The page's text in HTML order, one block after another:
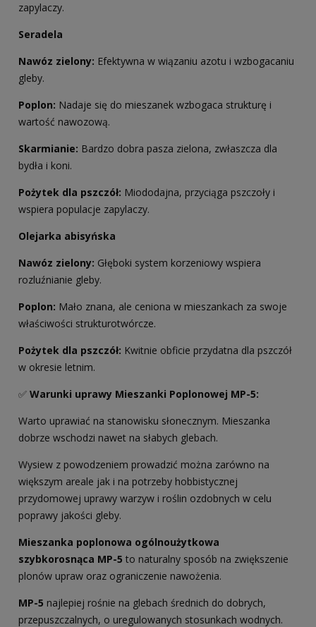
zapylaczy.
Seradela
Nawóz zielony: Efektywna w wiązaniu azotu i wzbogacaniu
gleby.
Poplon: Nadaje się do mieszanek wzbogaca strukturę i
wartość nawozową.
Skarmianie: Bardzo dobra pasza zielona, zwłaszcza dla
bydła i koni.
Pożytek dla pszczół: Miododajna, przyciąga pszczoły i
wspiera populacje zapylaczy.
Olejarka abisyńska
Nawóz zielony: Głęboki system korzeniowy wspiera
rozluźnianie gleby.
Poplon: Mało znana, ale ceniona w mieszankach za swoje
właściwości strukturotwórcze.
Pożytek dla pszczół: Kwitnie obficie przydatna dla pszczół
w okresie letnim.
✅ Warunki uprawy Mieszanki Poplonowej MP-5:
Warto uprawiać na stanowisku słonecznym. Mieszanka
dobrze wschodzi nawet na słabych glebach.
Wysiew z powodzeniem prowadzić można zarówno na
większym areale jak i na potrzeby hobbistycznej
przydomowej uprawy warzyw i roślin ozdobnych w celu
poprawy jakości gleby.
Mieszanka poplonowa ogólnoużytkowa
szybkorosnąca MP-5 to naturalny sposób na zwiększenie
plonów upraw oraz ograniczenie nawożenia.
MP-5 najlepiej rośnie na glebach średnich do dobrych,
przepuszczalnych, o uregulowanych stosunkach wodnych.